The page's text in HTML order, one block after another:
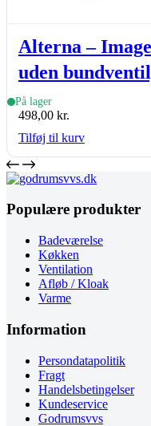
Alterna –
uden
På lager
498,00 kr.
Tilføj til kurv
Populære produkter
Badeværelse
Køkken
Ventilation
Afløb / Kloak
Varme
Information
Persondatapolitik
Fragt
Handelsbetingelser
Kundeservice
Godrumsvvs